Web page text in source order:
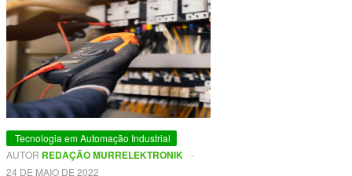
Tecnologia em Automação Industrial
AUTOR REDAÇÃO MURRELEKTRONIK -
24 DE MAIO DE 2022